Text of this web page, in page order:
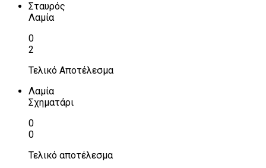
Σταυρός
Λαμία
0
2
Τελικό Αποτέλεσμα
Λαμία
Σχηματάρι
0
0
Τελικό αποτέλεσμα